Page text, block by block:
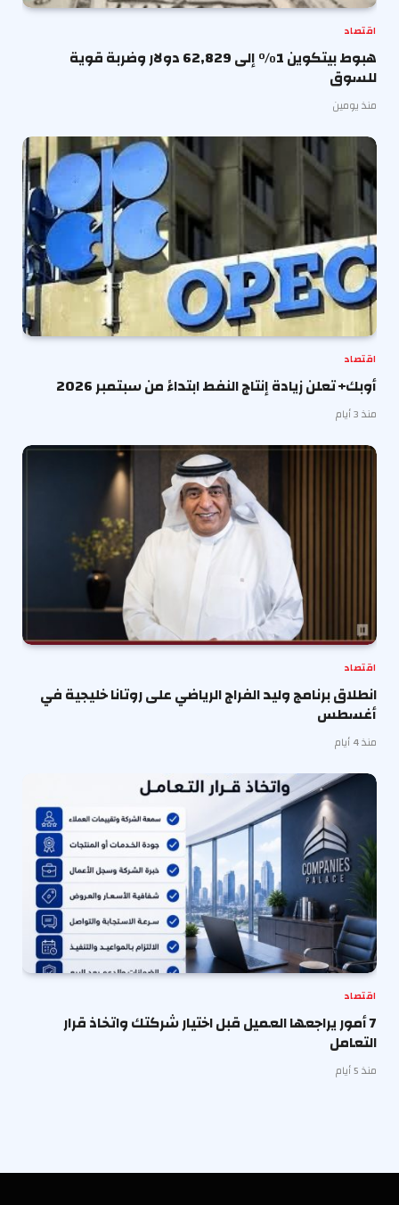
اقتصاد
هبوط بيتكوين 1% إلى 62,829 دولار وضربة قوية
للسوق
منذ يومين
اقتصاد
أوبك+ تعلن زيادة إنتاج النفط ابتداءً من سبتمبر 2026
منذ 3 أيام
اقتصاد
انطلاق برنامج وليد الفراج الرياضي على روتانا خليجية في
أغسطس
منذ 4 أيام
اقتصاد
7 أمور يراجعها العميل قبل اختيار شركتك واتخاذ قرار
التعامل
منذ 5 أيام